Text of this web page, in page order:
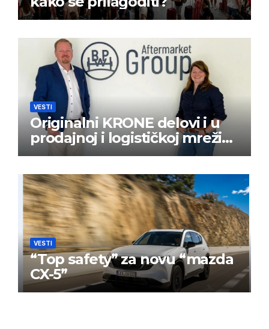
VESTI
Originalni KRONE delovi i u
prodajnoj i logističkoj mreži
BPW Aftermarket grupe
VESTI
“Top safety” za novu “mazda
CX-5”